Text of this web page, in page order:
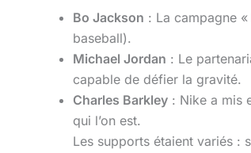
Bo Jackson : La campagne
baseball).
Michael Jordan : Le
capable de défier la gravité.
Charles Barkley : Nike a mis
qui l’on est.
Les supports étaient variés :